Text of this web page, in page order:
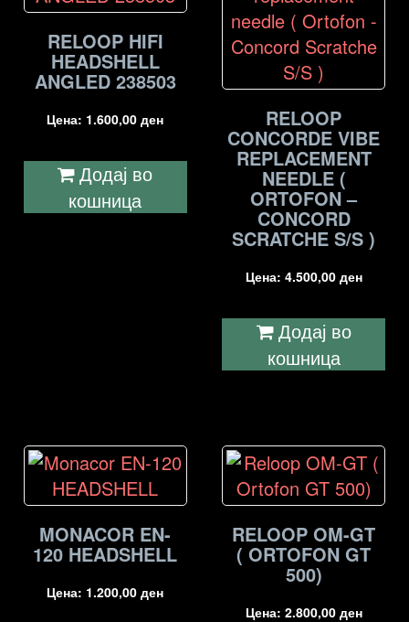
RELOOP HIFI
HEADSHELL
ANGLED 238503
Цена: 1.600,00ден
Додај во
кошница
RELOOP
CONCORDE VIBE
REPLACEMENT
NEEDLE (
ORTOFON –
CONCORD
SCRATCHE S/S )
Цена: 4.500,00 ден
Додај во
кошница
MONACOR EN-
120 HEADSHELL
Цена: 1.200,00ден
RELOOP OM-GT
( ORTOFON GT
500)
Цена: 2.800,00 ден